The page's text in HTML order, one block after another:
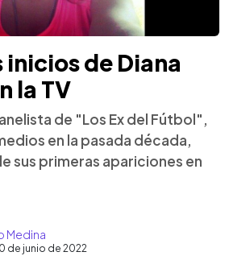
inicios de Diana
la TV
de "Los Ex del Fútbol",
en la pasada década,
sus primeras apariciones en
Medina
de junio de 2022